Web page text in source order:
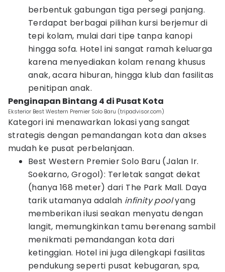
berbentuk gabungan tiga persegi panjang.
Terdapat berbagai pilihan kursi berjemur di
tepi kolam, mulai dari tipe tanpa kanopi
hingga sofa. Hotel ini sangat ramah keluarga
karena menyediakan kolam renang khusus
anak, acara hiburan, hingga klub dan fasilitas
penitipan anak.
Penginapan Bintang 4 di Pusat Kota
Eksterior Best Western Premier Solo Baru (tripadvisor.com)
Kategori ini menawarkan lokasi yang sangat
strategis dengan pemandangan kota dan akses
mudah ke pusat perbelanjaan.
Best Western Premier Solo Baru (Jalan Ir.
Soekarno, Grogol): Terletak sangat dekat
(hanya 168 meter) dari The Park Mall. Daya
tarik utamanya adalah infinity poolyang
memberikan ilusi seakan menyatu dengan
langit, memungkinkan tamu berenang sambil
menikmati pemandangan kota dari
ketinggian. Hotel ini juga dilengkapi fasilitas
pendukung seperti pusat kebugaran, spa,